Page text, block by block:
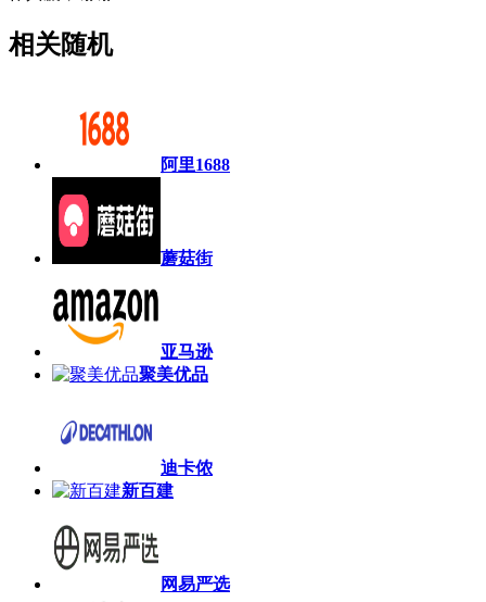
相关随机
阿里1688
蘑菇街
亚马逊
聚美优品
迪卡侬
新百建
网易严选